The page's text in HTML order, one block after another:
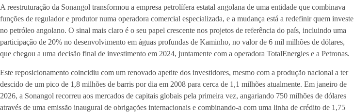
A reestruturação da Sonangol transformou a empresa petrolífera estatal angolana de uma entidade que combinava
funções de regulador e produtor numa operadora comercial especializada, e a mudança está a redefinir quem investe
no petróleo angolano. O sinal mais claro é o seu papel crescente nos projetos de referência do país, incluindo uma
participação de 20% no desenvolvimento em águas profundas de Kaminho, no valor de 6 mil milhões de dólares,
que chegou a uma decisão final de investimento em 2024, juntamente com a operadora TotalEnergies e a Petronas.
Este reposicionamento coincidiu com um renovado apetite dos investidores, mesmo com a produção nacional a ter
descido de um pico de 1,8 milhões de barris por dia em 2008 para cerca de 1,1 milhões atualmente. Em janeiro de
2026, a Sonangol recorreu aos mercados de capitais globais pela primeira vez, angariando 750 milhões de dólares
através de uma emissão inaugural de obrigações internacionais e combinando-a com uma linha de crédito de 1,75